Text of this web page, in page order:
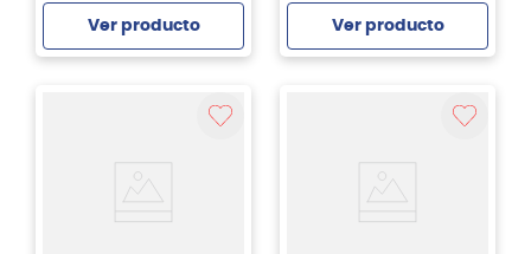
Ver producto Ver producto